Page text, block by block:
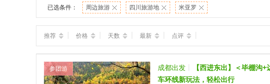
已选条件： 周边旅游 四川旅游地 米亚罗
推荐 价格 天数 最新 点评
参团游 成都出发
【西进东出】＜毕棚沟
车环线新玩法，轻松出行